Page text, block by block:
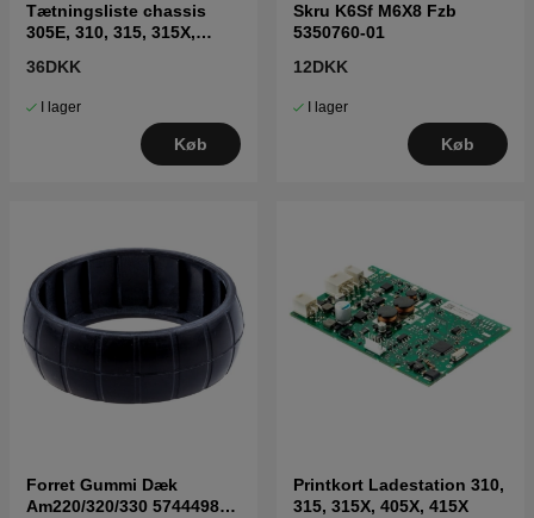
Tætningsliste chassis
305E, 310, 315, 315X,
Sileno
36DKK
I lager
Køb
Skru K6Sf M6X8 Fzb
5350760-01
12DKK
I lager
Køb
Forret Gummi Dæk
Am220/320/330 5744498-
Printkort Ladestation 310,
315, 315X, 405X, 415X